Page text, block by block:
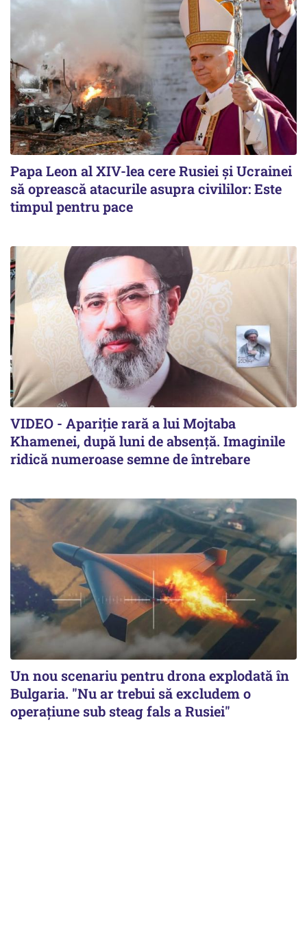
Papa Leon al XIV-lea cere Rusiei și Ucrainei
să oprească atacurile asupra civililor: Este
timpul pentru pace
VIDEO - Apariție rară a lui Mojtaba
Khamenei, după luni de absență. Imaginile
ridică numeroase semne de întrebare
Un nou scenariu pentru drona explodată în
Bulgaria. "Nu ar trebui să excludem o
operațiune sub steag fals a Rusiei"